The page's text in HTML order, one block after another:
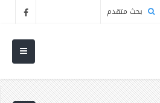
بحث متقدم